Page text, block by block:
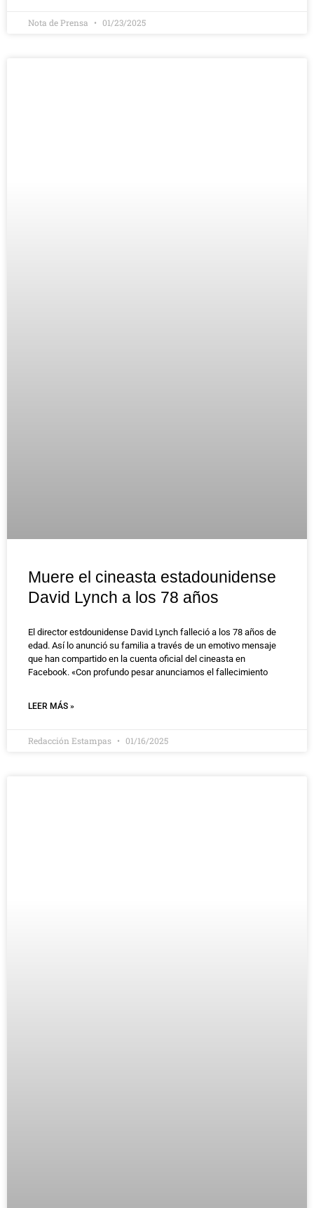
Nota de Prensa 01/23/2025
Muere el cineasta estadounidense
David Lynch a los 78 años
El director estdounidense David Lynch falleció a los 78 años de
edad. Así lo anunció su familia a través de un emotivo mensaje
que han compartido en la cuenta oficial del cineasta en
Facebook. «Con profundo pesar anunciamos el fallecimiento
LEER MÁS »
Redacción Estampas 01/16/2025